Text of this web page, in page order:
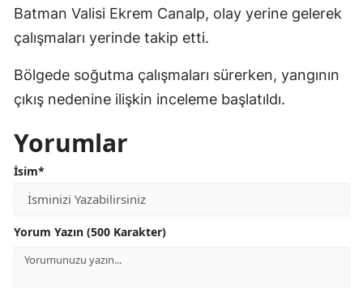
Gümüşhane
Batman Valisi Ekrem Canalp, olay yerine gelerek
çalışmaları yerinde takip etti.
Bölgede soğutma çalışmaları sürerken, yangının
çıkış nedenine ilişkin inceleme başlatıldı.
Yorumlar
İsim*
Yorum Yazın (500 Karakter)